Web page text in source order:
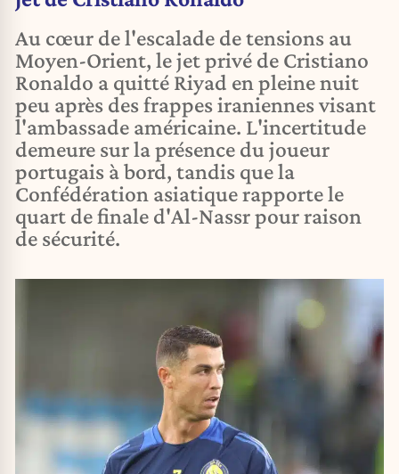
Au cœur de l'escalade de tensions au
Moyen-Orient, le jet privé de Cristiano
Ronaldo a quitté Riyad en pleine nuit
peu après des frappes iraniennes visant
l'ambassade américaine. L'incertitude
demeure sur la présence du joueur
portugais à bord, tandis que la
Confédération asiatique rapporte le
quart de finale d'Al-Nassr pour raison
de sécurité.